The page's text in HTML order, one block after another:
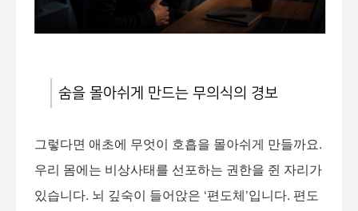
숨을 몰아쉬게 만드는 무의식의 경보
그렇다면 애초에 무엇이 호흡을 몰아쉬게 만들까요.
우리 몸에는 비상사태를 선포하는 권한을 쥔 자리가
있습니다. 뇌 깊숙이 들어앉은 ‘편도체 ’입니다. 편도